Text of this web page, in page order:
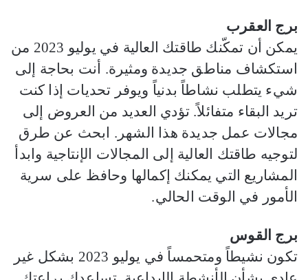
برج العقرب
يمكن أن تمكّنك طاقتك العالية في يوليو 2023 من
استكشاف مناطق جديدة ومثيرة. أنت بحاجة إلى
شيء يتطلب نشاطاً بدنياً ويوفر تحديات إذا كنت
تريد البقاء متفائلاً. تؤدي العديد من العروض إلى
مجالات عمل جديدة هذا الشهر. ابحث عن طرق
لتوجيه طاقتك العالية إلى المجالات الإنتاجية وابدأ
المشاريع التي يمكنك إكمالها وحافظ على سرية
الأمور في الوقت الحالي.
برج القوس
تكون نشيطاً ومتحمساً في يوليو 2023 بشكل غير